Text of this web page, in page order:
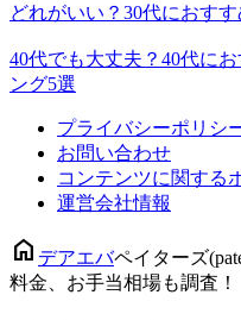
どれがいい？30代におす
40代でも大丈夫？40代に
ング5選
プライバシーポリシ
お問い合わせ
コンテンツに関する
運営会社情報
home デアエバペイターズ
料金、お手当相場も調査！